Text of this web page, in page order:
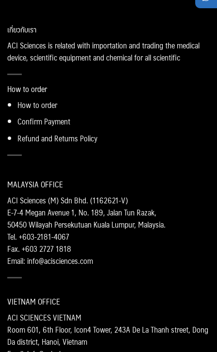
MALAYSIA OFFICE
ACI Sciences (M) Sdn Bhd. (1162621-V)
E-7-4 Megan Avenue 1, No. 189, Jalan Tun Razak,
50450 Wilayah Persekutuan Kuala Lumpur, Malaysia.
Tel. +603-2181-4067
Fax. +603 2727 1818
Email: info@acisciences.com
VIETNAM OFFICE
ACI SCIENCES VIETNAM
Room 601, 6th Floor, Icon4 Tower, 243A De La Thanh street, Dong
Da district, Hanoi, Vietnam
เกี่ยวกับเรา
ACI Sciences is related with importation and trading the medical
device, scientific equipment and chemical for all scientific
How to order
How to order
Confirm Payment
Refund and Returns Policy